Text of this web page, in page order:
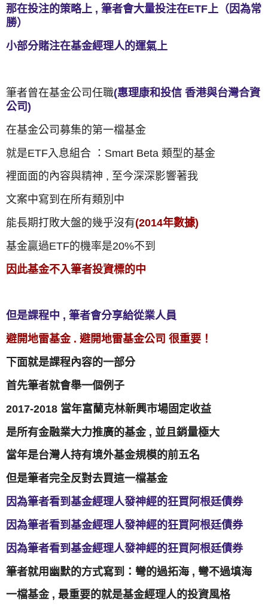
那在投注的策略上 , 筆者會大量投注在ETF上（因為常
勝）
小部分賭注在基金經理人的運氣上
筆者曾在基金公司任職(惠理康和投信 香港與台灣合資
公司)
在基金公司募集的第一檔基金
就是ETF入息組合 ：Smart Beta 類型的基金
裡面面的內容與精神 , 至今深深影響著我
文案中寫到在所有類別中
能長期打敗大盤的幾乎沒有(2014年數據)
基金贏過ETF的機率是20%不到
因此基金不入筆者投資標的中
但是課程中 , 筆者會分享給從業人員
避開地雷基金 . 避開地雷基金公司 很重要！
下面就是課程內容的一部分
首先筆者就會舉一個例子
2017-2018 當年富蘭克林新興市場固定收益
是所有金融業大力推廣的基金 , 並且銷量極大
當年是台灣人持有境外基金規模的前五名
但是筆者完全反對去買這一檔基金
因為筆者看到基金經理人發神經的狂買阿根廷債券
因為筆者看到基金經理人發神經的狂買阿根廷債券
因為筆者看到基金經理人發神經的狂買阿根廷債券
筆者就用幽默的方式寫到：彎的過拓海 , 彎不過填海
一檔基金 , 最重要的就是基金經理人的投資風格